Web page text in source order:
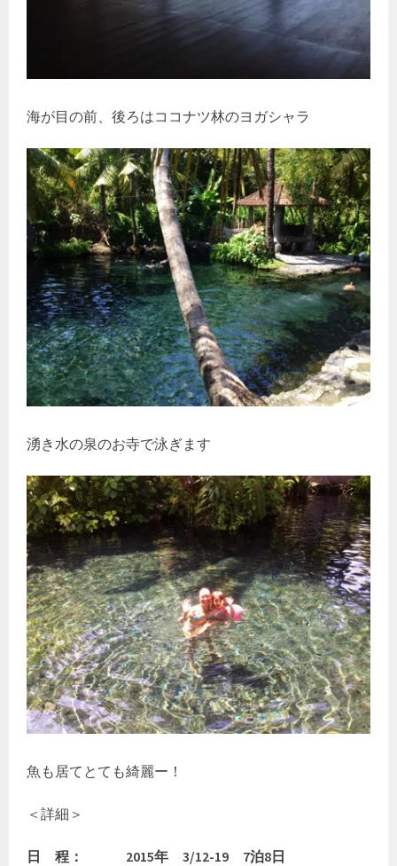
海が目の前、後ろはココナツ林のヨガシャラ
湧き水の泉のお寺で泳ぎます
魚も居てとても綺麗ー！
＜詳細＞
日 程： 2015年 3/12-19 7泊8日